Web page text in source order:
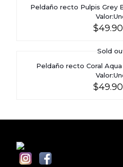
Peldaño recto Pulpis Grey
$
Sold
Peldaño recto Coral
$